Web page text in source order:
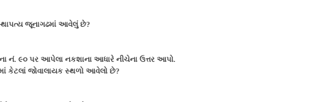
જૂનાગઢમાં આવેલું છે?
નં. ૯૦ પર આપેલા નકશાના આધારે નીચેના ઉત્તર આપો.
કેટલાં જોવાલાયક સ્થળો આવેલો છે?